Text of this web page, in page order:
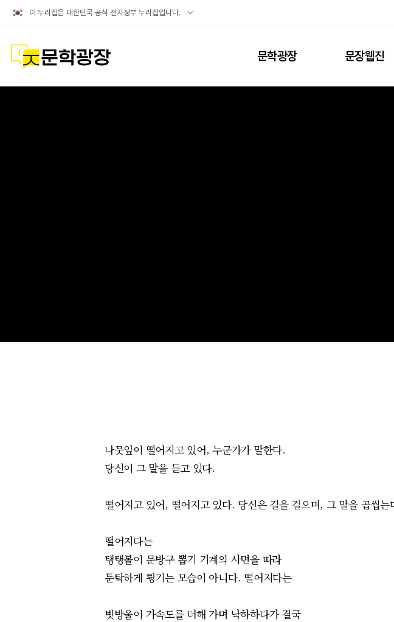
이 누리집은 대한민국 공식 전자정부 누리집입니다.
공식
문학광장 문학광장 문장웹진
나뭇잎이 떨어지고 있어, 누군가가 말한다.
당신이 그 말을 듣고 있다.
떨어지고 있어, 떨어지고 있다. 당신은 길을 걸으며, 그 말을 곱씹는
떨어지다는
탱탱볼이 문방구 뽑기 기계의 사면을 따라
둔탁하게 튕기는 모습이 아니다. 떨어지다는
빗방울이 가속도를 더해 가며 낙하하다가 결국